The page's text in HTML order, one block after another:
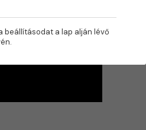
beállításodat a lap alján lévő